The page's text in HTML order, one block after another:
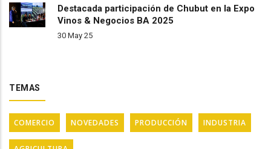
Destacada participación de Chubut en la Expo
Vinos & Negocios BA 2025
30 May 25
TEMAS
COMERCIO NOVEDADES PRODUCCIÓN INDUSTRIA